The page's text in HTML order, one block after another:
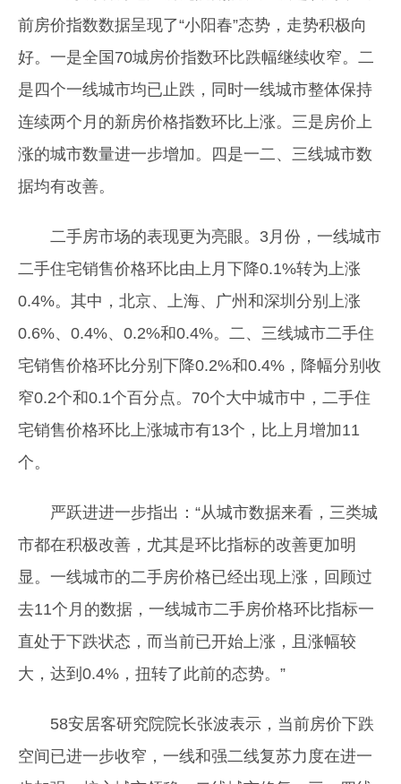
前房价指数数据呈现了“小阳春”态势，走势积极向
好。一是全国70城房价指数环比跌幅继续收窄。二
是四个一线城市均已止跌，同时一线城市整体保持
连续两个月的新房价格指数环比上涨。三是房价上
涨的城市数量进一步增加。四是一二、三线城市数
据均有改善。
二手房市场的表现更为亮眼。3月份，一线城市
二手住宅销售价格环比由上月下降0.1%转为上涨
0.4%。其中，北京、上海、广州和深圳分别上涨
0.6%、0.4%、0.2%和0.4%。二、三线城市二手住
宅销售价格环比分别下降0.2%和0.4%，降幅分别收
窄0.2个和0.1个百分点。70个大中城市中，二手住
宅销售价格环比上涨城市有13个，比上月增加11
个。
严跃进进一步指出：“从城市数据来看，三类城
市都在积极改善，尤其是环比指标的改善更加明
显。一线城市的二手房价格已经出现上涨，回顾过
去11个月的数据，一线城市二手房价格环比指标一
直处于下跌状态，而当前已开始上涨，且涨幅较
大，达到0.4%，扭转了此前的态势。”
58安居客研究院院长张波表示，当前房价下跌
空间已进一步收窄，一线和强二线复苏力度在进一